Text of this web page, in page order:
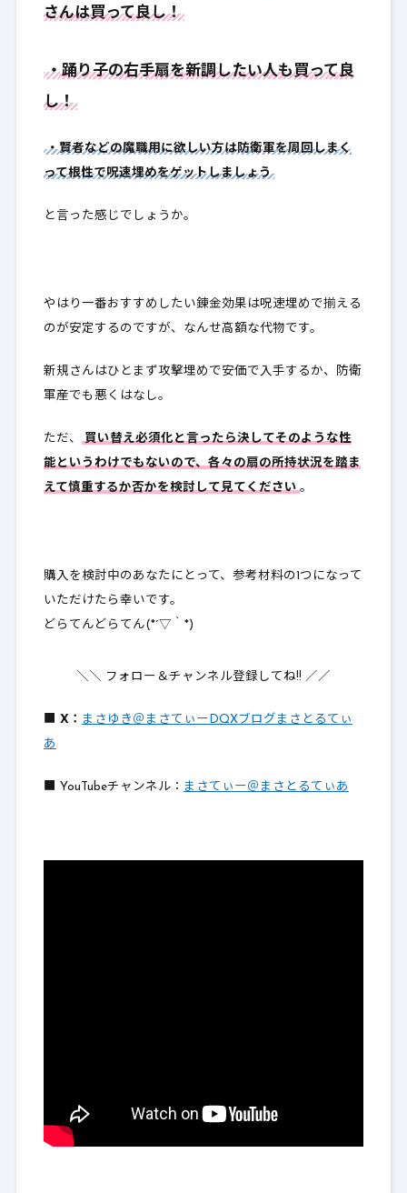
さんは買って良し！
・踊り子の右手扇を新調したい人も買って良
し！
・賢者などの魔職用に欲しい方は防衛軍を周回しまく
って根性で呪速埋めをゲットしましょう
と言った感じでしょうか。
やはり一番おすすめしたい錬金効果は呪速埋めで揃える
のが安定するのですが、なんせ高額な代物です。
新規さんはひとまず攻撃埋めで安価で入手するか、防衛
軍産でも悪くはなし。
ただ、 買い替え必須化と言ったら決してそのような性
能というわけでもないので、各々の扇の所持状況を踏ま
えて慎重するか否かを検討して見てください 。
購入を検討中のあなたにとって、参考材料の1つになって
いただけたら幸いです。
どらてんどらてん(*´▽｀*)
＼＼ フォロー＆チャンネル登録してね!! ／／
■ X： まさゆき＠まさてぃーDQXブログまさとるてぃ
あ
■ YouTubeチャンネル： まさてぃー＠まさとるてぃあ